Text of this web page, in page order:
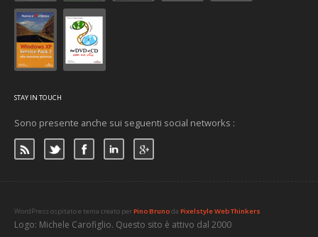
STAY IN TOUCH
Sono presente anche sui seguenti social networks :
WordPress ospitato e tema creato perPino Brunoda Pixelstyle Web Thinkers
Logo: Michele Carofiglio. Questo sito è attivo dal 2000